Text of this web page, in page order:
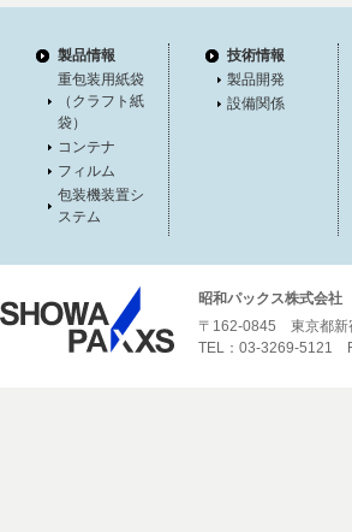
製品情報
重包装用紙袋
（クラフト紙
袋）
コンテナ
フィルム
包装機装置シ
ステム
技術情報
製品開発
設備関係
昭和パックス株式会社
〒162-0845 東京都新
TEL：03-3269-5121